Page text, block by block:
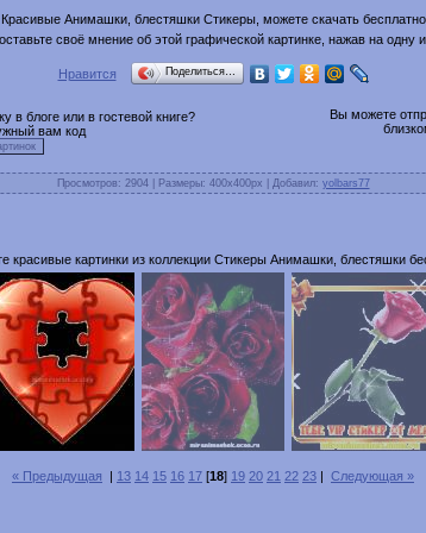
Красивые Анимашки, блестяшки Стикеры, можете скачать бесплатно
своё мнение об этой графической картинке, нажав на одну
Нравится Поделиться…
в блоге или в гостевой книге?
вам код
Вы можете
Просмотров: 2904 | Размеры: 400x400px | Добавил: yolbars77
красивые картинки из коллекции Стикеры Анимашки, блестяшки
« Предыдущая | 13 14 15 16 17 [18] 19 20 21 22 23 | Следующая »